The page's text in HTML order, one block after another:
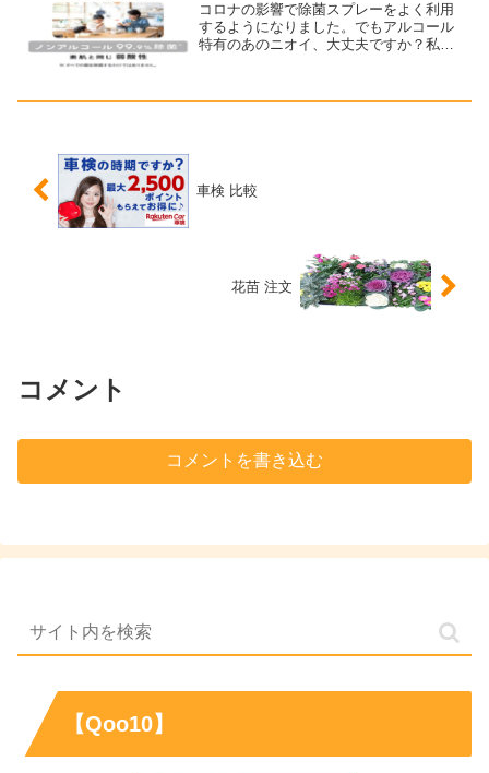
コロナの影響で除菌スプレーをよく利用
するようになりました。でもアルコール
特有のあのニオイ、大丈夫ですか？私も
スプレーを売っていたので購入しまし
車検 比較
花苗 注文
コメント
コメントを書き込む
【Qoo10】